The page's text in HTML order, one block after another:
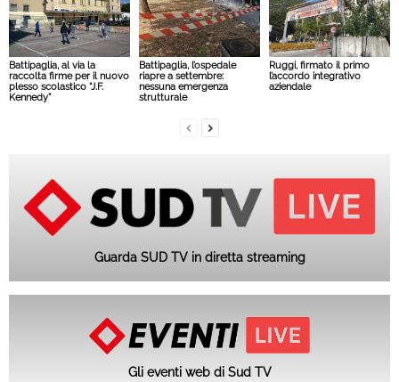
Battipaglia, al via la
raccolta firme per il nuovo
plesso scolastico “J.F.
Kennedy”
Battipaglia, l’ospedale
riapre a settembre:
nessuna emergenza
strutturale
Ruggi, firmato il primo
l’accordo integrativo
aziendale
Guarda SUD TV in diretta streaming
Gli eventi web di Sud TV